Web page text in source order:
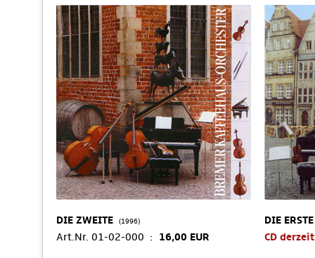
DIE ZWEITE (1996)
Art.Nr. 01-02-000 : 16,00 EUR
DIE ERSTE
CD